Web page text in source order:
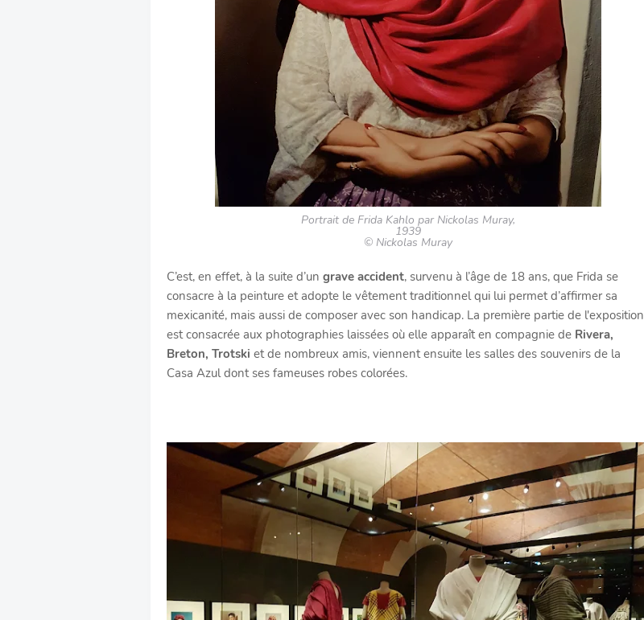
Portrait de Frida Kahlo par Nickolas Muray,
1939
© Nickolas Muray
C’est, en effet, à la suite d’un grave accident, survenu à l’âge de 18 ans, que Frida se
consacre à la peinture et adopte le vêtement traditionnel qui lui permet d’affirmer sa
mexicanité, mais aussi de composer avec son handicap. La première partie de l'exposition
est consacrée aux photographies laissées où elle apparaît en compagnie de Rivera,
Breton, Trotski et de nombreux amis, viennent ensuite les salles des souvenirs de la
Casa Azul dont ses fameuses robes colorées.